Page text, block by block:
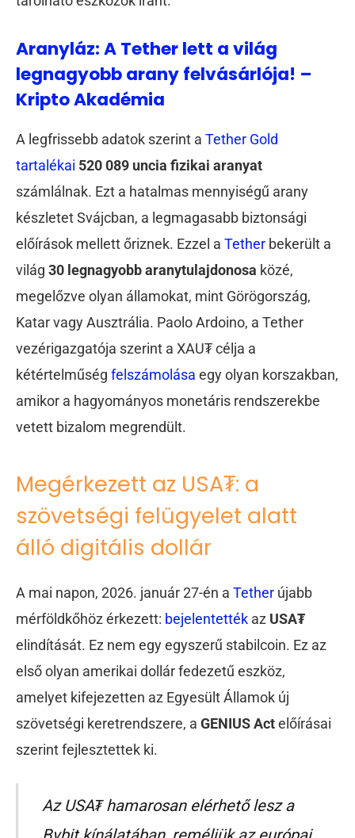
Aranyláz: A Tether lett a világ
legnagyobb arany felvásárlója! –
Kripto Akadémia
A legfrissebb adatok szerint a Tether Gold
tartalékai 520 089 uncia fizikai aranyat
számlálnak. Ezt a hatalmas mennyiségű arany
készletet Svájcban, a legmagasabb biztonsági
előírások mellett őriznek. Ezzel a Tether bekerült a
világ 30 legnagyobb aranytulajdonosa közé,
megelőzve olyan államokat, mint Görögország,
Katar vagy Ausztrália. Paolo Ardoino, a Tether
vezérigazgatója szerint a XAU₮ célja a
kétértelműség felszámolása egy olyan korszakban,
amikor a hagyományos monetáris rendszerekbe
vetett bizalom megrendült.
Megérkezett az USA₮: a
szövetségi felügyelet alatt
álló digitális dollár
A mai napon, 2026. január 27-én a Tether újabb
mérföldkőhöz érkezett: bejelentették az USA₮
elindítását. Ez nem egy egyszerű stabilcoin. Ez az
első olyan amerikai dollár fedezetű eszköz,
amelyet kifejezetten az Egyesült Államok új
szövetségi keretrendszere, a GENIUS Actelőírásai
szerint fejlesztettek ki.
Az USA₮hamarosan elérhető lesz a